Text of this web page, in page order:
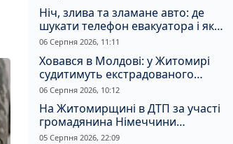
Ніч, злива та зламане авто: де
шукати телефон евакуатора і як
не натрапити на аферистів
06 Серпня 2026, 11:11
Ховався в Молдові: у Житомирі
судитимуть екстрадованого
іноземця за сурогатний спирт і
відмивання грошей
06 Серпня 2026, 10:12
На Житомирщині в ДТП за участі
громадянина Німеччини
постраждали двоє людей
05 Серпня 2026, 22:09